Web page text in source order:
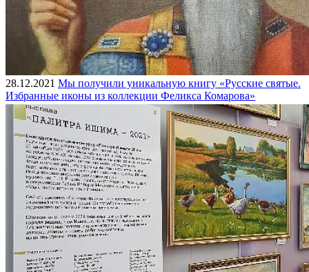
28.12.2021 Мы получили уникальную книгу «Русские святые.
Избранные иконы из коллекции Феликса Комарова»